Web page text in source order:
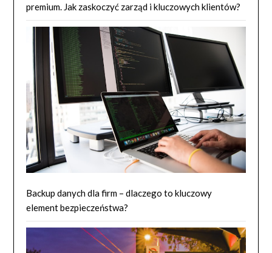
premium. Jak zaskoczyć zarząd i kluczowych klientów?
Backup danych dla firm – dlaczego to kluczowy
element bezpieczeństwa?